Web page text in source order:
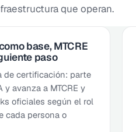
que operan.
base, MTCRE
paso
de certificación: parte
y avanza a MTCRE y
oficiales según el rol
cada persona o